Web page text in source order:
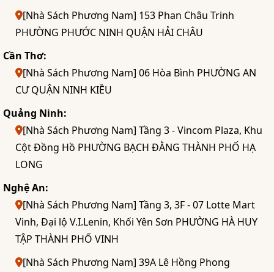
[Nhà Sách Phương Nam] 153 Phan Châu Trinh
PHƯỜNG PHƯỚC NINH QUẬN HẢI CHÂU
Cần Thơ:
[Nhà Sách Phương Nam] 06 Hòa Bình PHƯỜNG AN
CƯ QUẬN NINH KIỀU
Quảng Ninh:
[Nhà Sách Phương Nam] Tầng 3 - Vincom Plaza, Khu
Cột Đồng Hồ PHƯỜNG BẠCH ĐẰNG THÀNH PHỐ HẠ
LONG
Nghệ An:
[Nhà Sách Phương Nam] Tầng 3, 3F - 07 Lotte Mart
Vinh, Đại lộ V.I.Lenin, Khối Yên Sơn PHƯỜNG HÀ HUY
TẬP THÀNH PHỐ VINH
[Nhà Sách Phương Nam] 39A Lê Hồng Phong